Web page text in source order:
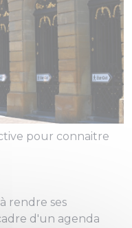
pour connaitre
rendre ses
d'un agenda